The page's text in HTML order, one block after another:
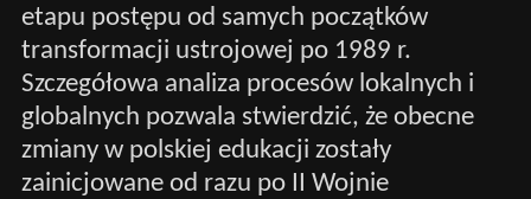
etapu postępu od samych początków
transformacji ustrojowej po 1989 r.
Szczegółowa analiza procesów lokalnych i
globalnych pozwala stwierdzić, że obecne
zmiany w polskiej edukacji zostały
zainicjowane od razu po II Wojnie